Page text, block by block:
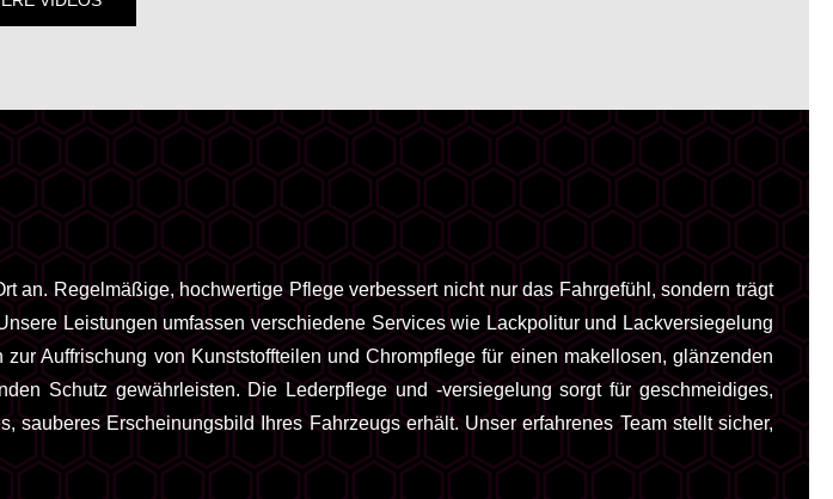
an. Regelmäßige, hochwertige Pflege verbessert nicht nur das Fahrgefühl, sondern trägt
Leistungen umfassen verschiedene Services wie Lackpolitur und Lackversiegelung
Auffrischung von Kunststoffteilen und Chrompflege für einen makellosen, glänzenden
Schutz gewährleisten. Die Lederpflege und -versiegelung sorgt für geschmeidiges,
Erscheinungsbild Ihres Fahrzeugs erhält. Unser erfahrenes Team stellt sicher,